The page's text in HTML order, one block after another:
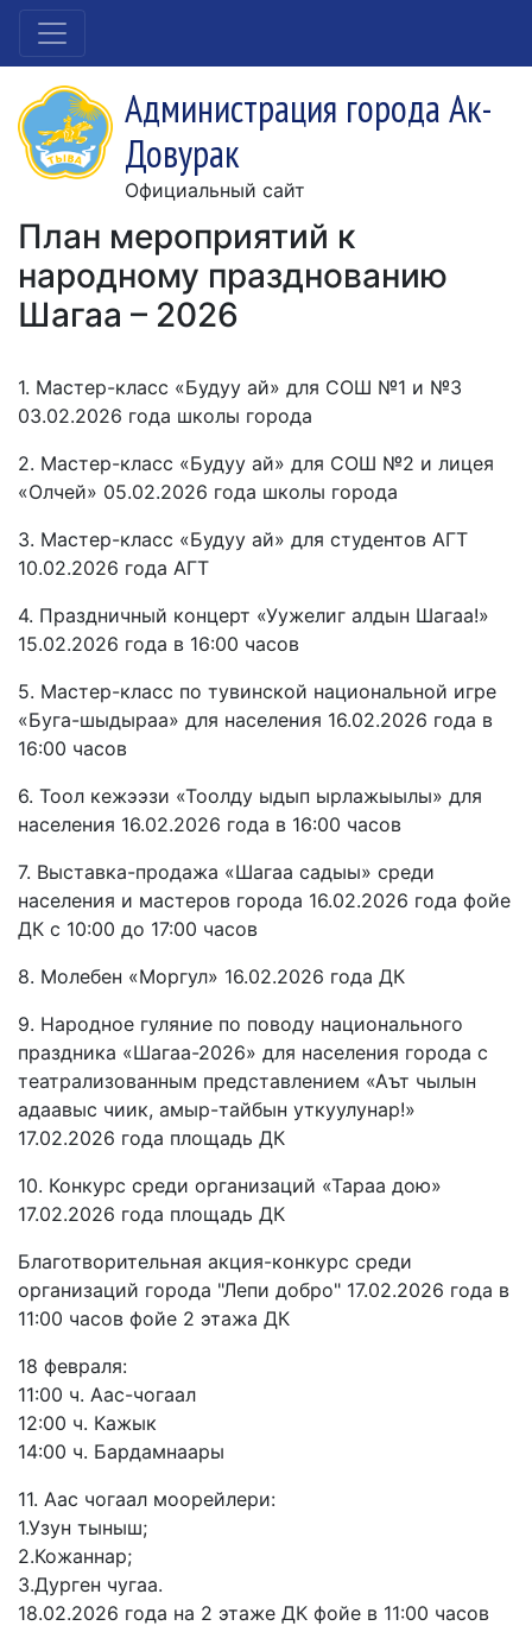
Администрация города Ак-
Довурак
Официальный сайт
План мероприятий к
народному празднованию
Шагаа – 2026
1. Мастер-класс «Будуу ай» для СОШ №1 и №3
03.02.2026 года школы города
2. Мастер-класс «Будуу ай» для СОШ №2 и лицея
«Олчей» 05.02.2026 года школы города
3. Мастер-класс «Будуу ай» для студентов АГТ
10.02.2026 года АГТ
4. Праздничный концерт «Уужелиг алдын Шагаа!»
15.02.2026 года в 16:00 часов
5. Мастер-класс по тувинской национальной игре
«Буга-шыдыраа» для населения 16.02.2026 года в
16:00 часов
6. Тоол кежээзи «Тоолду ыдып ырлажыылы» для
населения 16.02.2026 года в 16:00 часов
7. Выставка-продажа «Шагаа садыы» среди
населения и мастеров города 16.02.2026 года фойе
ДК с 10:00 до 17:00 часов
8. Молебен «Моргул» 16.02.2026 года ДК
9. Народное гуляние по поводу национального
праздника «Шагаа-2026» для населения города с
театрализованным представлением «Аът чылын
адаавыс чиик, амыр-тайбын уткуулунар!»
17.02.2026 года площадь ДК
10. Конкурс среди организаций «Тараа дою»
17.02.2026 года площадь ДК
Благотворительная акция-конкурс среди
организаций города "Лепи добро" 17.02.2026 года в
11:00 часов фойе 2 этажа ДК
18 февраля:
11:00 ч. Аас-чогаал
12:00 ч. Кажык
14:00 ч. Бардамнаары
11. Аас чогаал моорейлери:
1.Узун тыныш;
2.Кожаннар;
3.Дурген чугаа.
18.02.2026 года на 2 этаже ДК фойе в 11:00 часов